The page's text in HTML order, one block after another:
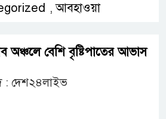
,আবহাওয়া
অঞ্চলে বেশি বৃষ্টিপাতের আভাস
: দেশ২৪লাইভ